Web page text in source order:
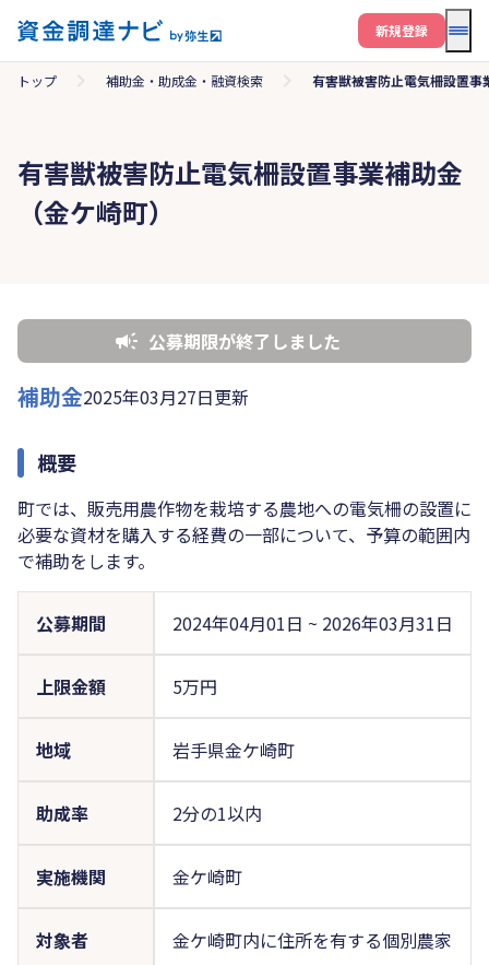
メ
新規登録
トップ 補助金・助成金・融資検索 有害獣被害防止電気柵設置事
有害獣被害防止電気柵設置事業補助金
（金ケ崎町）
公募期限が終了しました
補助金2025年03月27日更新
概要
町では、販売用農作物を栽培する農地への電気柵の設置に
必要な資材を購入する経費の一部について、予算の範囲内
で補助をします。
公募期間 2024年04月01日 ~ 2026年03月31日
上限金額 5万円
地域 岩手県金ケ崎町
助成率 2分の1以内
実施機関 金ケ崎町
対象者 金ケ崎町内に住所を有する個別農家